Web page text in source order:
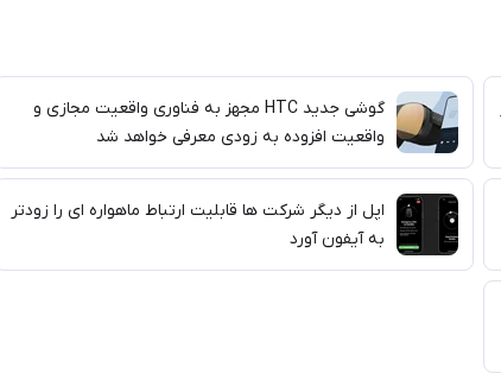
گوشی جدید HTC مجهز به فناوری واقعیت مجازی و
واقعیت افزوده به زودی معرفی خواهد شد
اپل از دیگر شرکت ها قابلیت ارتباط ماهواره ای را زودتر
به آیفون آورد